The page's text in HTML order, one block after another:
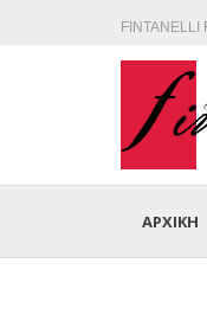
FINTANELLI
ΑΡΧΙΚΗ